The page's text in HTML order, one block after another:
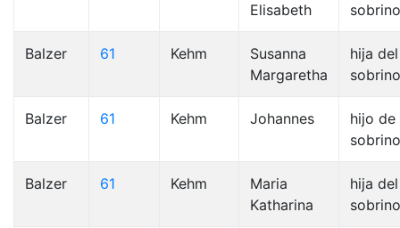
Elisabeth
sobrino
Balzer 61 Kehm
Susanna
Margaretha
hija del
Balzer 61 Kehm Johannes
hijo de
Balzer 61 Kehm
Maria
Katharina
hija del